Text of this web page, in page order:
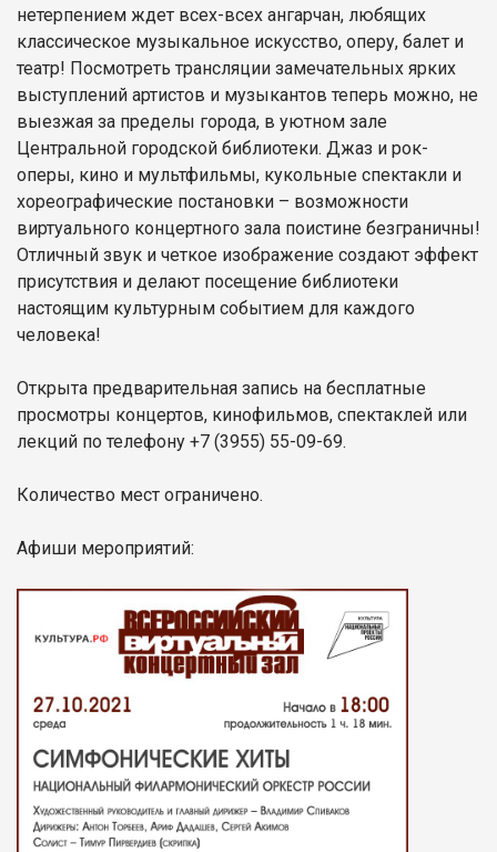
нетерпением ждет всех-всех ангарчан, любящих
классическое музыкальное искусство, оперу, балет и
театр! Посмотреть трансляции замечательных ярких
выступлений артистов и музыкантов теперь можно, не
выезжая за пределы города, в уютном зале
Центральной городской библиотеки. Джаз и рок-
оперы, кино и мультфильмы, кукольные спектакли и
хореографические постановки – возможности
виртуального концертного зала поистине безграничны!
Отличный звук и четкое изображение создают эффект
присутствия и делают посещение библиотеки
настоящим культурным событием для каждого
человека!
Открыта предварительная запись на бесплатные
просмотры концертов, кинофильмов, спектаклей или
лекций по телефону +7 (3955) 55-09-69.
Количество мест ограничено.
Афиши мероприятий: